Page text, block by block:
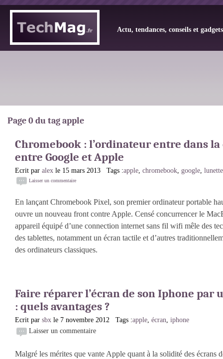
Actu, tendances, conseils et
Page 0 du tag apple
Chromebook : l’ordinateur entre dans
entre Google et Apple
Ecrit par alex le 15 mars 2013 Tags :apple, chromebook, google,
Laisser un commentaire
En lançant Chromebook Pixel, son premier ordinateur portable
ouvre un nouveau front contre Apple. Censé concurrencer le
appareil équipé d’une connection internet sans fil wifi mêle des
des tablettes, notamment un écran tactile et d’autres
des ordinateurs classiques.
Faire réparer l’écran de son Iphone par
: quels avantages ?
Ecrit par sbx le 7 novembre 2012 Tags :apple, écran, iphone
Laisser un commentaire
Malgré les mérites que vante Apple quant à la solidité des écrans